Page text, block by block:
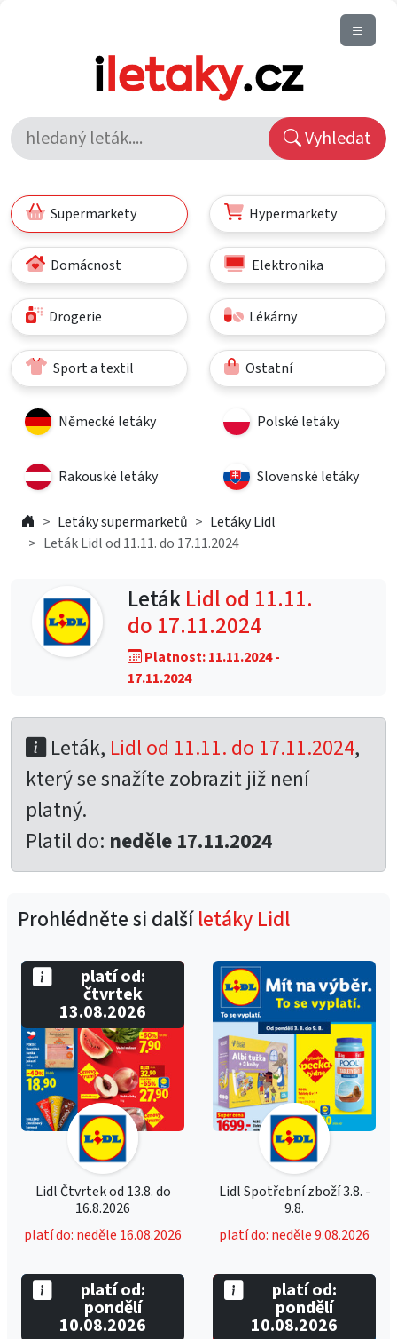
Vyhledat
Supermarkety Hypermarkety
Domácnost Elektronika
Drogerie Lékárny
Sport a textil Ostatní
Německé letáky Polské letáky
Rakouské letáky Slovenské letáky
Letáky supermarketů
Letáky Lidl
Leták Lidl od 11.11. do 17.11.2024
LetákLidl od 11.11.
do 17.11.2024
Platnost: 11.11.2024 -
17.11.2024
Leták, Lidl od 11.11. do 17.11.2024,
který se snažíte zobrazit již není
platný.
Platil do: neděle 17.11.2024
Prohlédněte si dalšíletáky Lidl
Lidl Čtvrtek od 13.8. do
16.8.2026
platí do: neděle 16.08.2026
platí od:
čtvrtek
13.08.2026
Lidl Spotřební zboží 3.8. -
9.8.
platí do: neděle 9.08.2026
platí od:
pondělí
10.08.2026
platí od:
pondělí
10.08.2026